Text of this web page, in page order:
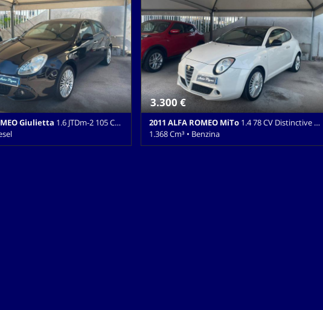
Giulietta 1.6 JTDm-2 105 CV Distinctive
3.300 €
2011 ALFA ROMEO MiTo1.4 78 CV Distinctive Sport Pack
1.368 Cm³ • Benzina